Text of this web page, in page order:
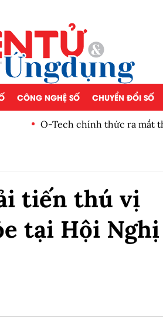
CÔNG NGHỆ SỐ CHUYỂN ĐỔI SỐ
O-Tech chính thức ra mắt
tiến thú vị
tại Hội Nghị